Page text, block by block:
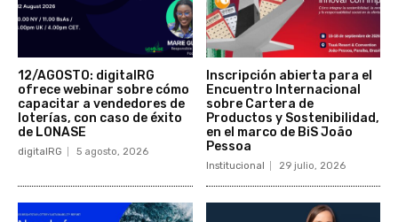
12/AGOSTO: digitalRG
ofrece webinar sobre cómo
capacitar a vendedores de
loterías, con caso de éxito
de LONASE
digitalRG 5 agosto, 2026
Inscripción abierta para el
Encuentro Internacional
sobre Cartera de
Productos y Sostenibilidad,
en el marco de BiS João
Pessoa
Institucional 29 julio, 2026